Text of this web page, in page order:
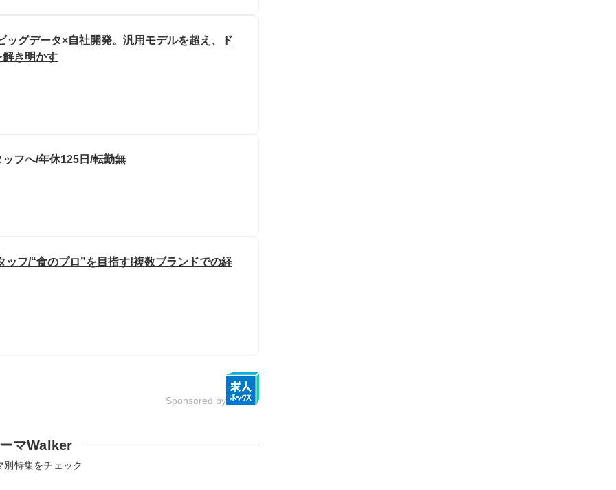
グデータ×自社開発。汎用モデルを超え、ド
き明かす
フへ/年休125日/転勤無
フ/“食のプロ”を目指す!複数ブランドでの経
Sponsored by
マWalker
別特集をチェック